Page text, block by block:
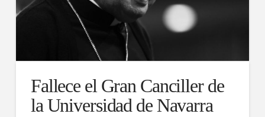
Fallece el Gran Canciller de
la Universidad de Navarra